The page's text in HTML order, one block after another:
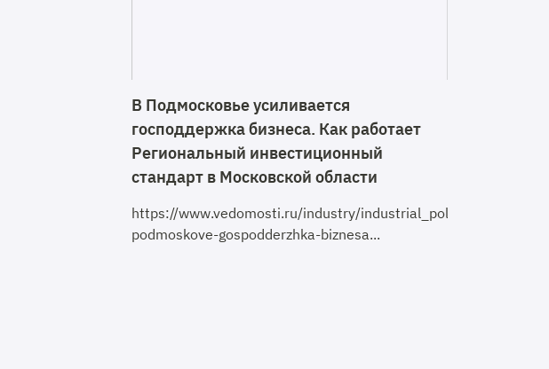
В Подмосковье усиливается
господдержка бизнеса. Как работает
Региональный инвестиционный
стандарт в Московской области
https://www.vedomosti.ru/industry/industrial_policy/articles/
podmoskove-gospodderzhka-biznesa...